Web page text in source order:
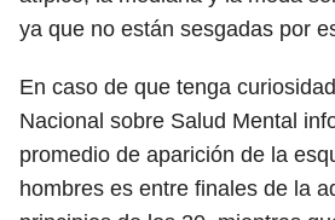
ya que no están sesgadas por
En caso de que tenga
Nacional sobre Salud Mental
promedio de aparición de la
hombres es entre finales de la